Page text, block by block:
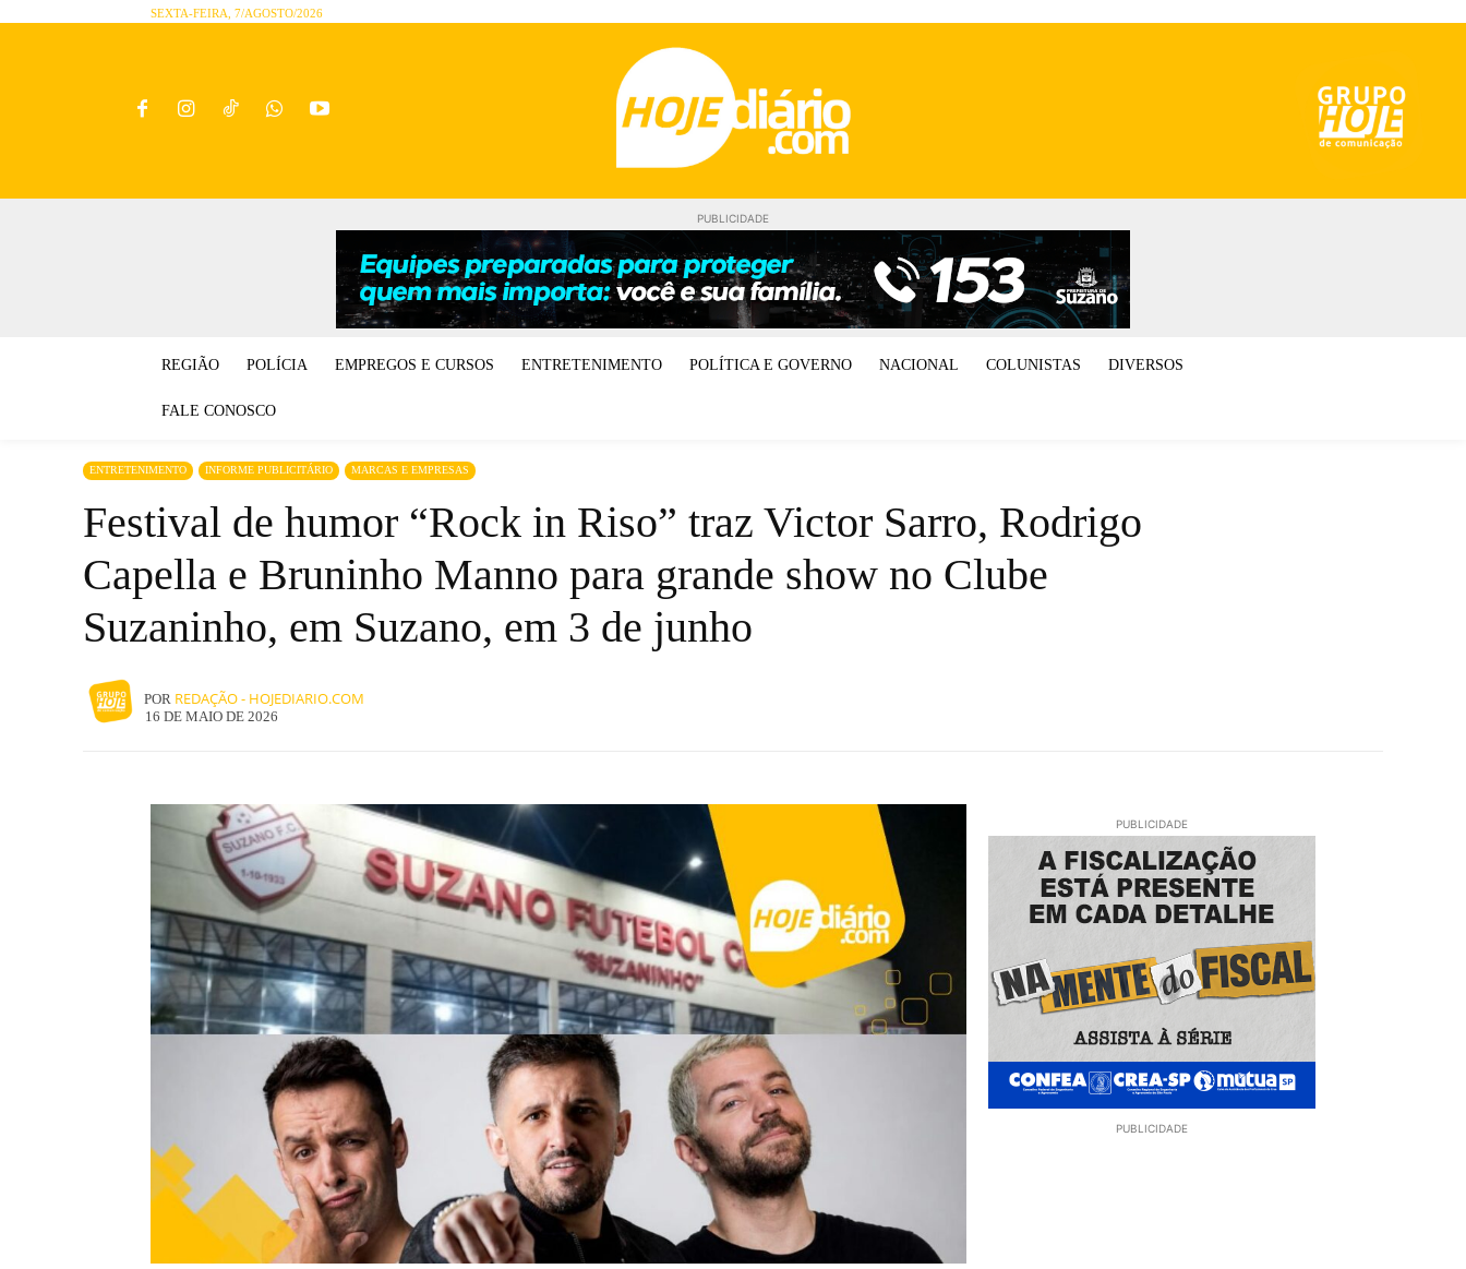
SEXTA-FEIRA, 7/AGOSTO/2026
PUBLICIDADE
REGIÃO POLÍCIA EMPREGOS E CURSOS ENTRETENIMENTO POLÍTICA E GOVERNO NACIONAL COLUNISTAS DIVERSOS
FALE CONOSCO
ENTRETENIMENTO INFORME PUBLICITÁRIO MARCAS E EMPRESAS
Festival de humor “Rock in Riso” traz Victor Sarro, Rodrigo
Capella e Bruninho Manno para grande show no Clube
Suzaninho, em Suzano, em 3 de junho
POR REDAÇÃO - HOJEDIARIO.COM
16 DE MAIO DE 2026
PUBLICIDADE
PUBLICIDADE